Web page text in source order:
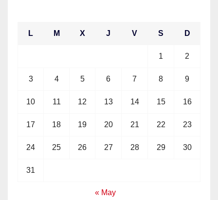
L M X J V S D
1 2
3 4 5 6 7 8 9
10 11 12 13 14 15 16
17 18 19 20 21 22 23
24 25 26 27 28 29 30
31
« May